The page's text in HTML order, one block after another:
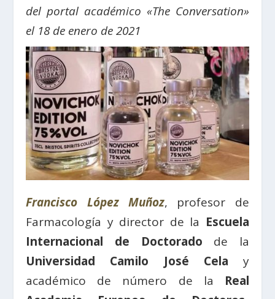
del portal académico «The Conversation»
el 18 de enero de 2021
Francisco López Muñoz, profesor de
Farmacología y director de la Escuela
Internacional de Doctorado de la
Universidad Camilo José Cela y
académico de número de la Real